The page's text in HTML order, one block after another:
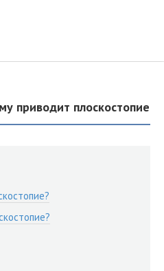
приводит плоскостопие